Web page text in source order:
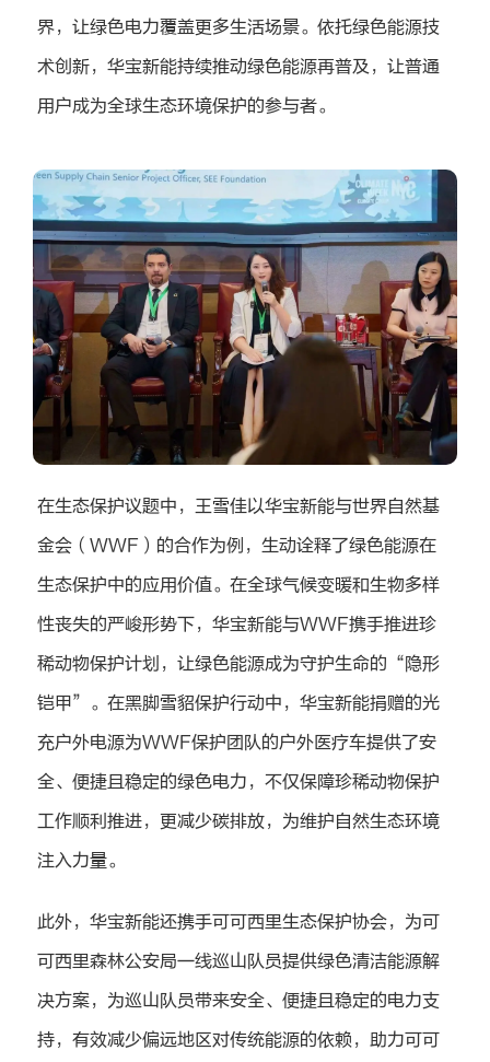
界，让绿色电力覆盖更多生活场景。依托绿色能源技
术创新，华宝新能持续推动绿色能源再普及，让普通
用户成为全球生态环境保护的参与者。
在生态保护议题中，王雪佳以华宝新能与世界自然基
金会（WWF）的合作为例，生动诠释了绿色能源在
生态保护中的应用价值。在全球气候变暖和生物多样
性丧失的严峻形势下，华宝新能与WWF携手推进珍
稀动物保护计划，让绿色能源成为守护生命的“隐形
铠甲”。在黑脚雪貂保护行动中，华宝新能捐赠的光
充户外电源为WWF保护团队的户外医疗车提供了安
全、便捷且稳定的绿色电力，不仅保障珍稀动物保护
工作顺利推进，更减少碳排放，为维护自然生态环境
注入力量。
此外，华宝新能还携手可可西里生态保护协会，为可
可西里森林公安局一线巡山队员提供绿色清洁能源解
决方案，为巡山队员带来安全、便捷且稳定的电力支
持，有效减少偏远地区对传统能源的依赖，助力可可